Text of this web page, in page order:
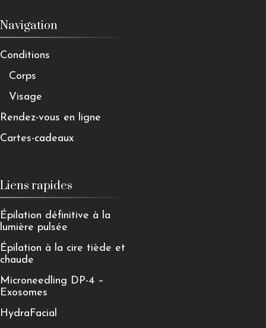
Navigation
Conditions
Corps
Visage
Rendez-vous en ligne
Cartes-cadeaux
Liens rapides
Épilation définitive à la
lumière pulsée
Épilation à la cire tiède et
chaude
Microneedling DP-4 –
Exosomes
HydraFacial